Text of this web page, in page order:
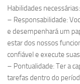
Habilidades necessárias:
– Responsabilidade:
e desempenhará um
estar dos nossos
confiável e execute
– Pontualidade: Ter a
tarefas dentro do